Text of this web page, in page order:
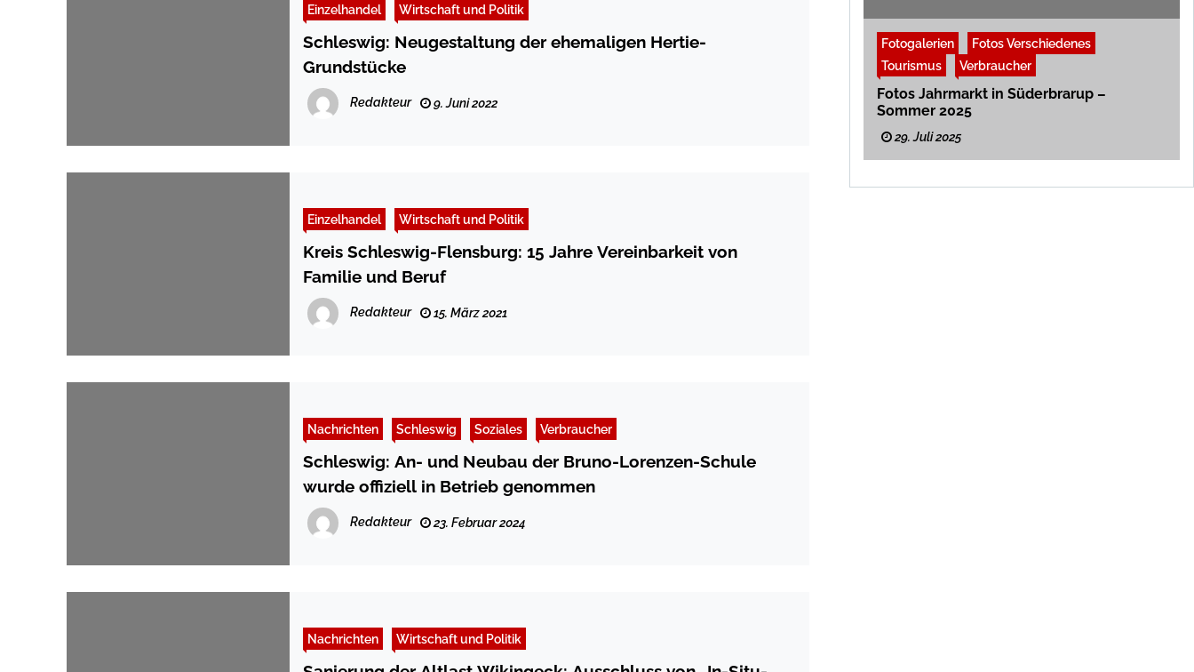
Einzelhandel Wirtschaft und Politik
Schleswig: Neugestaltung der ehemaligen Hertie-
Grundstücke
Redakteur 9. Juni 2022
Einzelhandel Wirtschaft und Politik
Kreis Schleswig-Flensburg: 15 Jahre Vereinbarkeit von
Familie und Beruf
Redakteur 15. März 2021
Nachrichten Schleswig Soziales Verbraucher
Schleswig: An- und Neubau der Bruno-Lorenzen-Schule
wurde offiziell in Betrieb genommen
Redakteur 23. Februar 2024
Nachrichten Wirtschaft und Politik
Fotogalerien
Fotos Verschiedenes
Tourismus
Verbraucher
Fotos Jahrmarkt in Süderbrarup –
Sommer 2025
29. Juli 2025